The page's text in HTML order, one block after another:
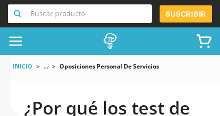
Buscar producto SUSCRIBIR
INICIO ... Oposiciones Personal De Servicios
¿Por qué los test de